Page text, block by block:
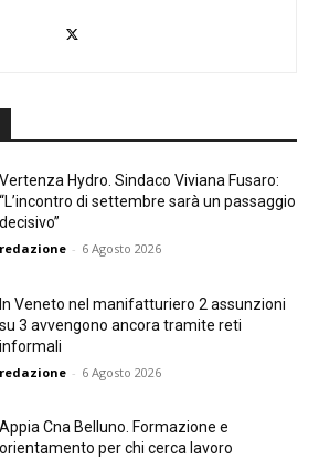
Vertenza Hydro. Sindaco Viviana Fusaro:
“L’incontro di settembre sarà un passaggio
decisivo”
redazione - 6 Agosto 2026
In Veneto nel manifatturiero 2 assunzioni
su 3 avvengono ancora tramite reti
informali
redazione - 6 Agosto 2026
Appia Cna Belluno. Formazione e
orientamento per chi cerca lavoro